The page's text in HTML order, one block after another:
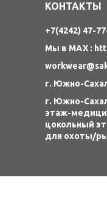
КОНТАКТЫ
+7(4242) 47-
Мы в MAX :
г. Южно-
г. Южно-
этаж-
цокольный
для охоты/